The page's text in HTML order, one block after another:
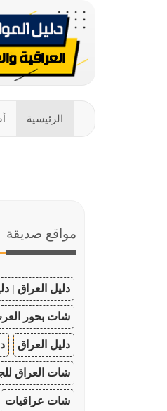
الرئيسية
مواقع صديقة
دليل العراق |
شات بحور
دليل العراق
شات العراق
شات عراقيات